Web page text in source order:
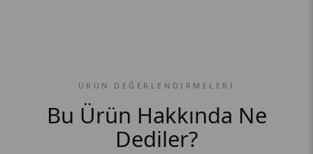
ÜRÜN DEĞERLENDIRMELERI
Bu Ürün Hakkında Ne
Dediler?